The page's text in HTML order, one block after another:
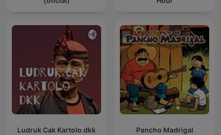
Ludruk Cak Kartolo dkk Pancho Madrigal